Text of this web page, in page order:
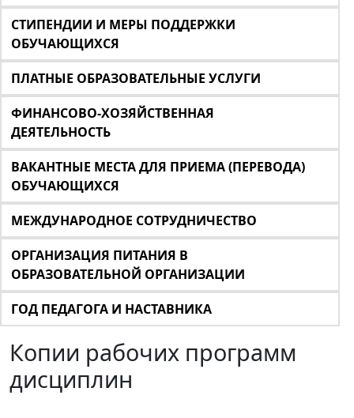
СТИПЕНДИИ И МЕРЫ ПОДДЕРЖКИ
ОБУЧАЮЩИХСЯ
ПЛАТНЫЕ ОБРАЗОВАТЕЛЬНЫЕ УСЛУГИ
ФИНАНСОВО-ХОЗЯЙСТВЕННАЯ
ДЕЯТЕЛЬНОСТЬ
ВАКАНТНЫЕ МЕСТА ДЛЯ ПРИЕМА (ПЕРЕВОДА)
ОБУЧАЮЩИХСЯ
МЕЖДУНАРОДНОЕ СОТРУДНИЧЕСТВО
ОРГАНИЗАЦИЯ ПИТАНИЯ В
ОБРАЗОВАТЕЛЬНОЙ ОРГАНИЗАЦИИ
ГОД ПЕДАГОГА И НАСТАВНИКА
Копии рабочих программ
дисциплин